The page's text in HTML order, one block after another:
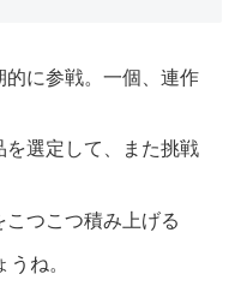
的に参戦。一個、連作
選定して、また挑戦
つこつ積み上げる
うね。